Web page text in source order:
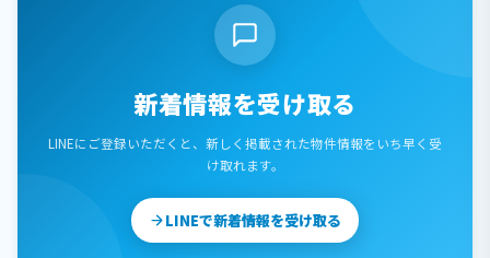
新着情報を受け取る
LINEにご登録いただくと、新しく掲載された物件情報をいち早く受
け取れます。
LINEで新着情報を受け取る